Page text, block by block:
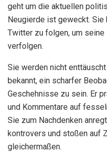
geht um die aktuellen
Neugierde ist geweckt. Sie
Twitter zu folgen, um
verfolgen.
Sie werden nicht
bekannt, ein scharfer
Geschehnisse zu sein. Er
und Kommentare auf
Sie zum Nachdenken
kontrovers und stoßen auf
gleichermaßen.